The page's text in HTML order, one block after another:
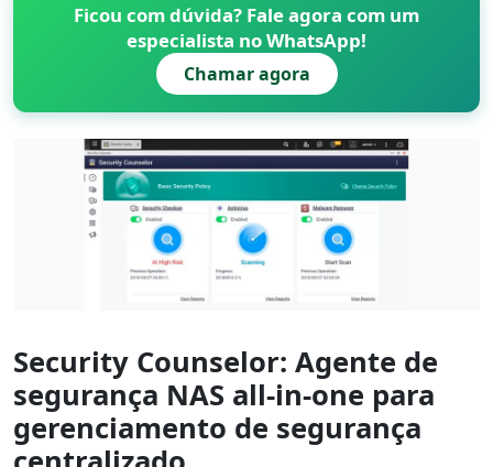
Ficou com dúvida? Fale agora com um
especialista no WhatsApp!
Chamar agora
Security Counselor: Agente de
segurança NAS all-in-one para
gerenciamento de segurança